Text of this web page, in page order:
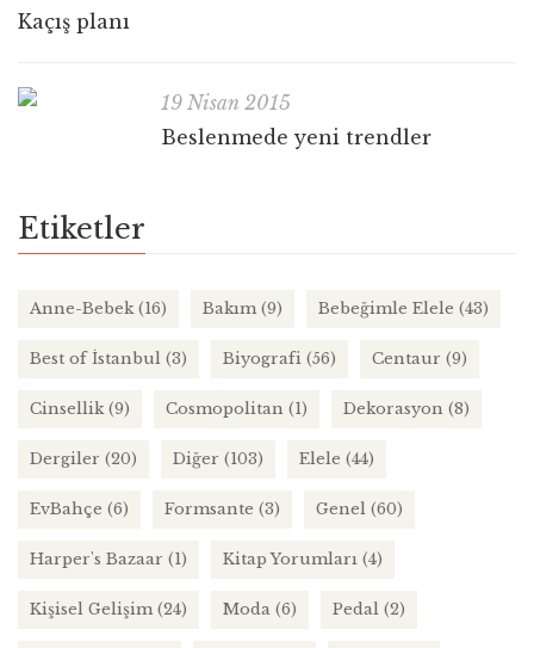
Kaçış planı
19 Nisan 2015
Beslenmede yeni trendler
Etiketler
Anne-Bebek(16) Bakım (9) Bebeğimle Elele (43)
Best of İstanbul (3) Biyografi (56) Centaur (9)
Cinsellik(9) Cosmopolitan (1) Dekorasyon (8)
Dergiler (20) Diğer (103) Elele (44)
EvBahçe (6) Formsante (3) Genel (60)
Harper's Bazaar (1) Kitap Yorumları (4)
Kişisel Gelişim (24) Moda (6) Pedal (2)